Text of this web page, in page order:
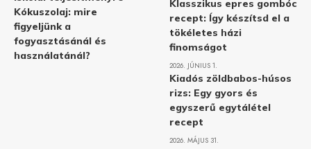
Kókuszolaj: mire
figyeljünk a
fogyasztásánál és
használatánál?
Klasszikus epres gombóc
recept: Így készítsd el a
tökéletes házi
finomságot
2026. JÚNIUS 1.
Kiadós zöldbabos-húsos
rizs: Egy gyors és
egyszerű egytálétel
recept
2026. MÁJUS 31.